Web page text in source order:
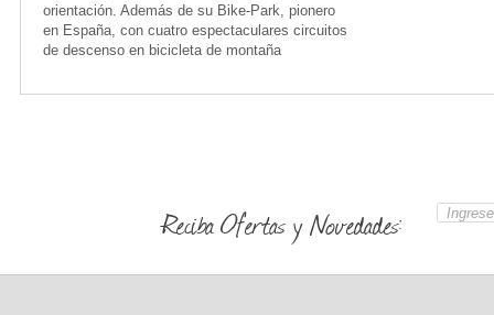
orientación. Además de su Bike-Park, pionero
en España, con cuatro espectaculares circuitos
de descenso en bicicleta de montaña
Reciba Ofertas y Novedades: